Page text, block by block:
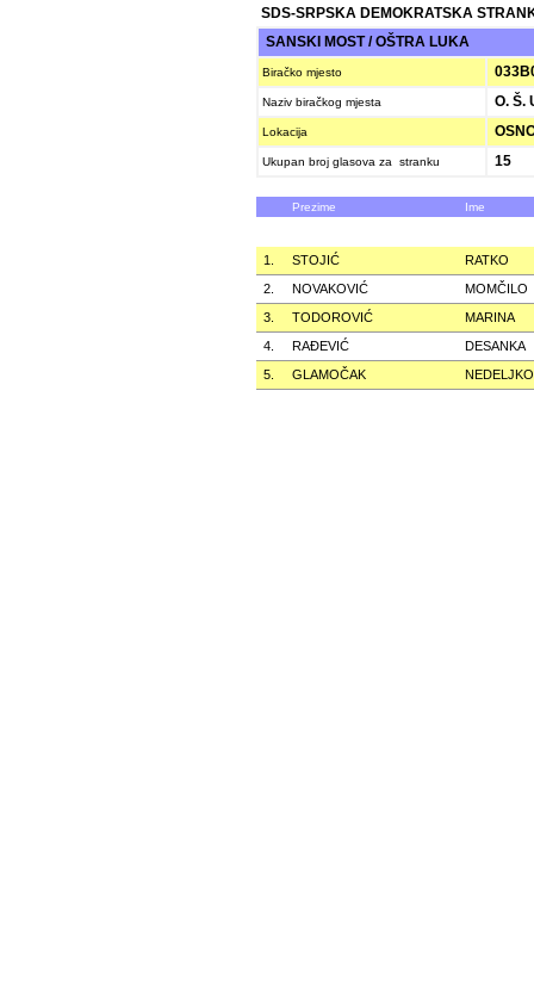
SDS-SRPSKA DEMOKRATSKA
SANSKI MOST / OŠTRA LUKA
Biračko mjesto
Naziv biračkog mjesta O. Š.
Lokacija
Ukupan broj glasova za stranku 15
Prezime Ime
1. STOJIĆ
RATKO
2.
NOVAKOVIĆ
MOMČILO
3.
TODOROVIĆ
MARINA
4.
RAÐEVIĆ
DESANKA
5.
GLAMOČAK NEDELJKO